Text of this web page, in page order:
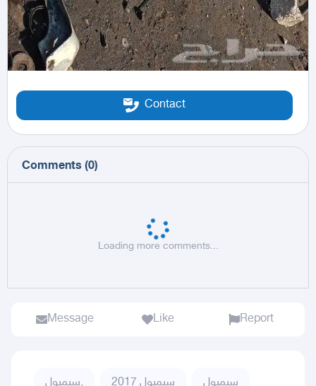
Contact
Comments (0)
Loading more comments...
Message Like Report
سيمبول, سيمبول 2017 سيمبول